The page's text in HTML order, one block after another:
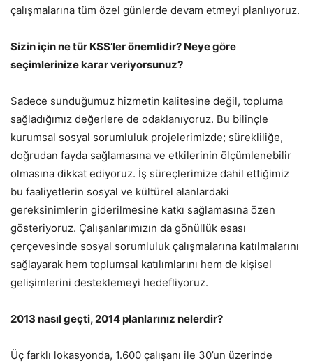
çalışmalarına tüm özel günlerde devam etmeyi planlıyoruz.
Sizin için ne tür KSS’ler önemlidir? Neye göre
seçimlerinize karar veriyorsunuz?
Sadece sunduğumuz hizmetin kalitesine değil, topluma
sağladığımız değerlere de odaklanıyoruz. Bu bilinçle
kurumsal sosyal sorumluluk projelerimizde; sürekliliğe,
doğrudan fayda sağlamasına ve etkilerinin ölçümlenebilir
olmasına dikkat ediyoruz. İş süreçlerimize dahil ettiğimiz
bu faaliyetlerin sosyal ve kültürel alanlardaki
gereksinimlerin giderilmesine katkı sağlamasına özen
gösteriyoruz. Çalışanlarımızın da gönüllük esası
çerçevesinde sosyal sorumluluk çalışmalarına katılmalarını
sağlayarak hem toplumsal katılımlarını hem de kişisel
gelişimlerini desteklemeyi hedefliyoruz.
2013 nasıl geçti, 2014 planlarınız nelerdir?
Üç farklı lokasyonda, 1.600 çalışanı ile 30’un üzerinde